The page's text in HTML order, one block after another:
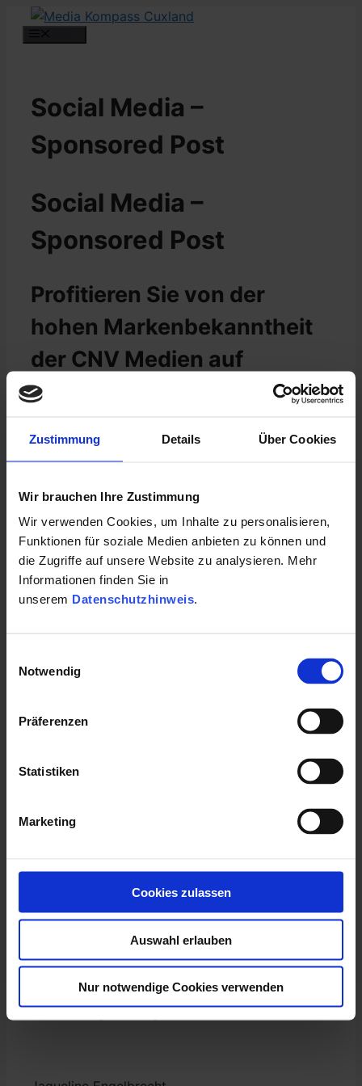
Zustimmung Details Über Cookies
Wir brauchen Ihre Zustimmung
Wir verwenden Cookies, um Inhalte zu personalisieren,
Funktionen für soziale Medien anbieten zu können und
die Zugriffe auf unsere Website zu analysieren. Mehr
Informationen finden Sie in
unserem Datenschutzhinweis.
Notwendig
Präferenzen
Statistiken
Marketing
Cookies zulassen
Auswahl erlauben
Nur notwendige Cookies verwenden
Zum
Inhalt
Social Media –
Sponsored Post
Social Media –
Sponsored Post
Profitieren Sie von der
hohen Markenbekanntheit
der CNV Medien auf
Facebook und Instagram.
Interaktion garantiert.
Mit einem „Social Media – Sponsored Post“
haben Sie die Möglichkeit, eine breite Masse
über Social Media zu erreichen. Wir bieten Ihnen
zahlreiche Möglichkeiten, um passend zu Ihren
Wünschen, die perfekte Präsenz zu erlangen.
Unser Social-Media Team erstellt Ihnen gerne ein
Abonnenten auf Facebook & Instagram zu
Durch die Kommunikation können Sie mit
Nutzern und potenziellen Kunden in Kontakt
Angebote und Neuigkeiten im
Social-Media Teams. Wir erstellen für Sie
Weiterführende Informationen zu Reichweiten,
Preisen und der Anzeigen-Erstellung finden Sie
Gerne beraten wir Sie auch persönlich.
Ihr Ansprechpartner: